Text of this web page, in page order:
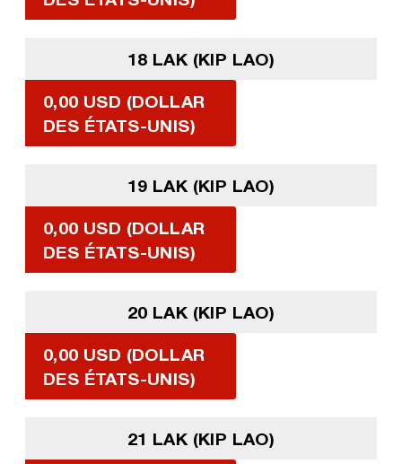
18 LAK (KIP LAO)
0,00 USD (DOLLAR
DES ÉTATS-UNIS)
19 LAK (KIP LAO)
0,00 USD (DOLLAR
DES ÉTATS-UNIS)
20 LAK (KIP LAO)
0,00 USD (DOLLAR
DES ÉTATS-UNIS)
21 LAK (KIP LAO)